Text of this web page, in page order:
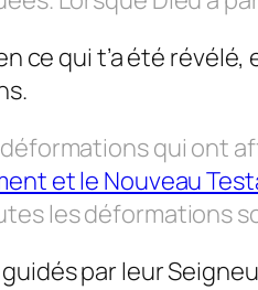
ce qui t’a été
qui ont
et le Nouveau
les déformations
par leur